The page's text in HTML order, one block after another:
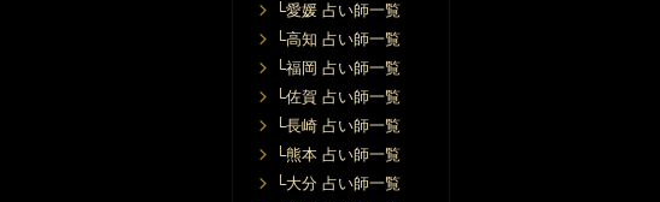
└愛媛 占い師一覧
└高知 占い師一覧
└福岡 占い師一覧
└佐賀 占い師一覧
└長崎 占い師一覧
└熊本 占い師一覧
└大分 占い師一覧